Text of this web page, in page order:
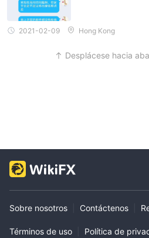
2021-02-09 Hong Kong
Desplácese hacia
Sobre nosotros Contáctenos
Términos de uso Política de